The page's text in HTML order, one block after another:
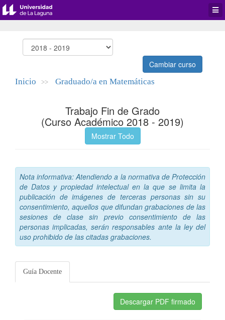
Cambiar curso
Inicio >> Graduado/a en Matemáticas
Trabajo Fin de Grado
(Curso Académico 2018 - 2019)
Mostrar Todo
Nota informativa: Atendiendo a la normativa de Protección
de Datos y propiedad intelectual en la que se limita la
publicación de imágenes de terceras personas sin su
consentimiento, aquellos que difundan grabaciones de las
sesiones de clase sin previo consentimiento de las
personas implicadas, serán responsables ante la ley del
uso prohibido de las citadas grabaciones.
Guía Docente
Descargar PDF firmado